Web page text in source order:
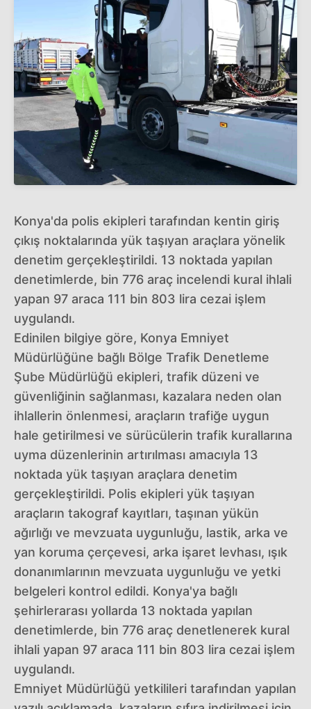
Konya'da polis ekipleri tarafından kentin giriş
çıkış noktalarında yük taşıyan araçlara yönelik
denetim gerçekleştirildi. 13 noktada yapılan
denetimlerde, bin 776 araç incelendi kural ihlali
yapan 97 araca 111 bin 803 lira cezai işlem
uygulandı.
Edinilen bilgiye göre, Konya Emniyet
Müdürlüğüne bağlı Bölge Trafik Denetleme
Şube Müdürlüğü ekipleri, trafik düzeni ve
güvenliğinin sağlanması, kazalara neden olan
ihlallerin önlenmesi, araçların trafiğe uygun
hale getirilmesi ve sürücülerin trafik kurallarına
uyma düzenlerinin artırılması amacıyla 13
noktada yük taşıyan araçlara denetim
gerçekleştirildi. Polis ekipleri yük taşıyan
araçların takograf kayıtları, taşınan yükün
ağırlığı ve mevzuata uygunluğu, lastik, arka ve
yan koruma çerçevesi, arka işaret levhası, ışık
donanımlarının mevzuata uygunluğu ve yetki
belgeleri kontrol edildi. Konya'ya bağlı
şehirlerarası yollarda 13 noktada yapılan
denetimlerde, bin 776 araç denetlenerek kural
ihlali yapan 97 araca 111 bin 803 lira cezai işlem
uygulandı.
Emniyet Müdürlüğü yetkilileri tarafından yapılan